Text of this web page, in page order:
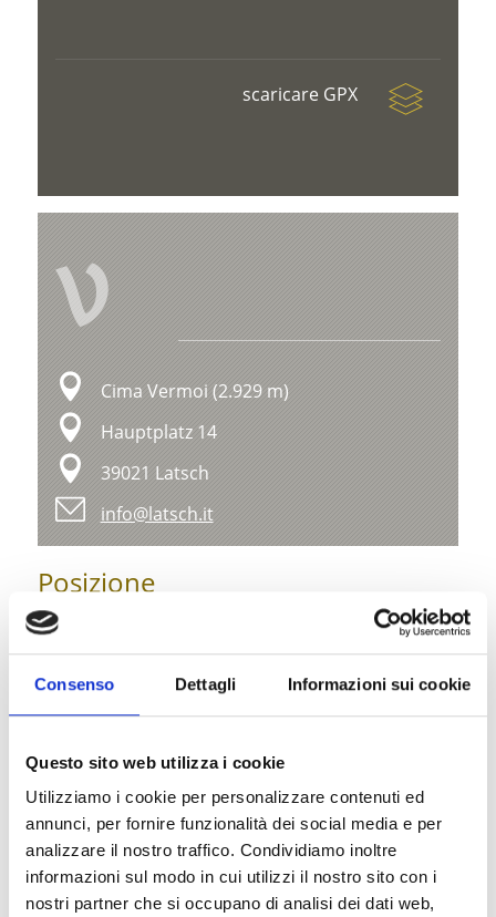
Consenso Dettagli Informazioni sui cookie
Questo sito web utilizza i cookie
Utilizziamo i cookie per personalizzare contenuti ed
annunci, per fornire funzionalità dei social media e per
analizzare il nostro traffico. Condividiamo inoltre
informazioni sul modo in cui utilizzi il nostro sito con i
nostri partner che si occupano di analisi dei dati web,
scaricare GPX
V
Cima Vermoi (2.929 m)
Hauptplatz 14
39021 Latsch
info@latsch.it
Posizione
Impressioni